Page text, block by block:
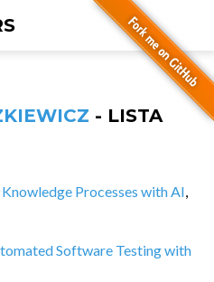
- LISTA
Processes with AI,
Software Testing with